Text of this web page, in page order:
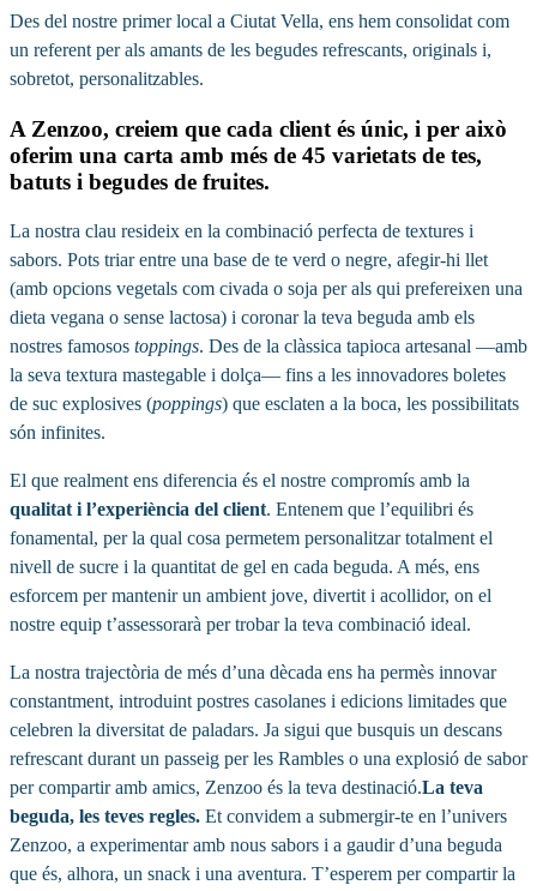
Des del nostre primer local a Ciutat Vella, ens hem consolidat com
un referent per als amants de les begudes refrescants, originals i,
sobretot, personalitzables.
A Zenzoo, creiem que cada client és únic, i per això
oferim una carta amb més de 45 varietats de tes,
batuts i begudes de fruites.
La nostra clau resideix en la combinació perfecta de textures i
sabors. Pots triar entre una base de te verd o negre, afegir-hi llet
(amb opcions vegetals com civada o soja per als qui prefereixen una
dieta vegana o sense lactosa) i coronar la teva beguda amb els
nostres famosos toppings. Des de la clàssica tapioca artesanal —amb
la seva textura mastegable i dolça— fins a les innovadores boletes
de suc explosives (poppings) que esclaten a la boca, les possibilitats
són infinites.
El que realment ens diferencia és el nostre compromís amb la
qualitat i l’experiència del client. Entenem que l’equilibri és
fonamental, per la qual cosa permetem personalitzar totalment el
nivell de sucre i la quantitat de gel en cada beguda. A més, ens
esforcem per mantenir un ambient jove, divertit i acollidor, on el
nostre equip t’assessorarà per trobar la teva combinació ideal.
La nostra trajectòria de més d’una dècada ens ha permès innovar
constantment, introduint postres casolanes i edicions limitades que
celebren la diversitat de paladars. Ja sigui que busquis un descans
refrescant durant un passeig per les Rambles o una explosió de sabor
per compartir amb amics, Zenzoo és la teva destinació.La teva
beguda, les teves regles. Et convidem a submergir-te en l’univers
Zenzoo, a experimentar amb nous sabors i a gaudir d’una beguda
que és, alhora, un snack i una aventura. T’esperem per compartir la